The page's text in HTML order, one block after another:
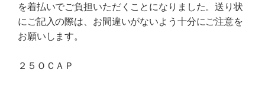
を着払いでご負担いただくことになりました。送り状
にご記入の際は、お間違いがないよう十分にご注意を
お願いします。
２５ＯＣＡＰ